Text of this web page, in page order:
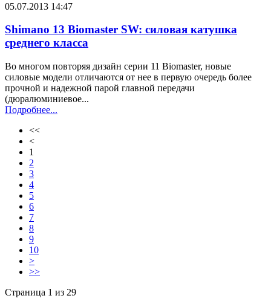
05.07.2013 14:47
Shimano 13 Biomaster SW: силовая катушка
среднего класса
Во многом повторяя дизайн серии 11 Biomaster, новые
силовые модели отличаются от нее в первую очередь более
прочной и надежной парой главной передачи
(дюралюминиевое...
Подробнее...
<<
<
1
2
3
4
5
6
7
8
9
10
>
>>
Страница 1 из 29